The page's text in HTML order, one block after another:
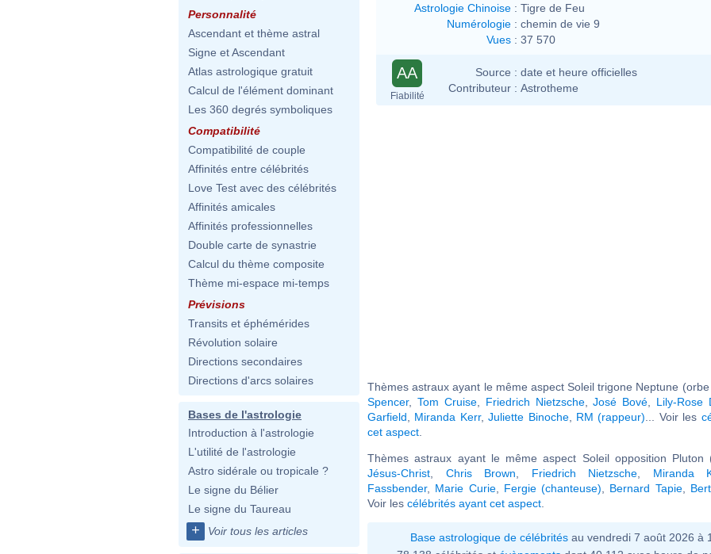
Personnalité
Ascendant et thème astral
Signe et Ascendant
Atlas astrologique gratuit
Calcul de l'élément dominant
Les 360 degrés symboliques
Compatibilité
Compatibilité de couple
Affinités entre célébrités
Love Test avec des célébrités
Affinités amicales
Affinités professionnelles
Double carte de synastrie
Calcul du thème composite
Thème mi-espace mi-temps
Prévisions
Transits et éphémérides
Révolution solaire
Directions secondaires
Directions d'arcs solaires
Bases de l'astrologie
Introduction à l'astrologie
L'utilité de l'astrologie
Astro sidérale ou tropicale ?
Le signe du Bélier
Le signe du Taureau
+ Voir tous les articles
Astrologie Chinoise : Tigre de Feu
Numérologie : chemin de vie 9
Vues : 37 570
AA
Fiabilité
Source : date et heure officielles
Contributeur : Astrotheme
Thèmes astraux ayant le même aspect Soleil trigone Neptune (orbe
Spencer, Tom Cruise, Friedrich Nietzsche,José Bové Lily-Rose
Garfield
Miranda Kerr,Juliette Binoche, RM (rappeur) ... Voir les
cet aspect
Thèmes astraux ayant le même aspect Soleil opposition Pluton
Jésus-Christ
Chris Brown Friedrich Nietzsche Miranda
Fassbender, Marie Curie, Fergie (chanteuse) Bernard Tapie,
Voir les célébrités ayant cet aspect
Base astrologique de célébrités au vendredi 7 août 2026 à